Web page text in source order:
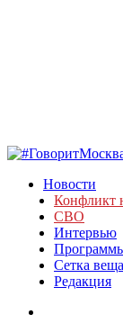
Новости
Конфликт
СВО
Интервью
Сетка
Редакция